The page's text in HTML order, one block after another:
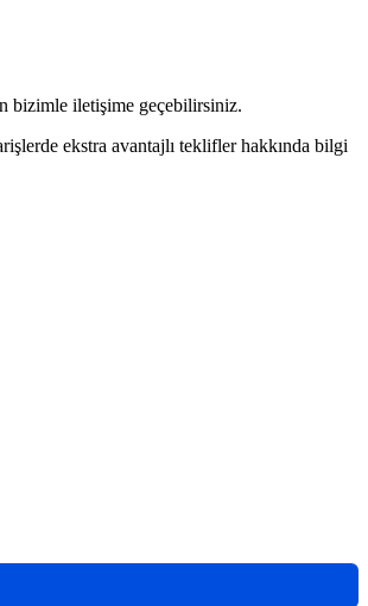
bizimle iletişime geçebilirsiniz.
ekstra avantajlı teklifler hakkında bilgi